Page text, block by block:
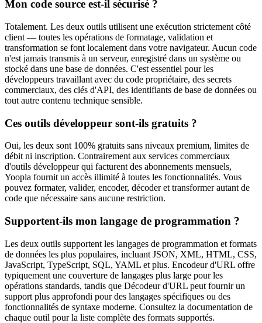
Mon code source est-il sécurisé ?
Totalement. Les deux outils utilisent une exécution strictement côté
client — toutes les opérations de formatage, validation et
transformation se font localement dans votre navigateur. Aucun code
n'est jamais transmis à un serveur, enregistré dans un système ou
stocké dans une base de données. C'est essentiel pour les
développeurs travaillant avec du code propriétaire, des secrets
commerciaux, des clés d'API, des identifiants de base de données ou
tout autre contenu technique sensible.
Ces outils développeur sont-ils gratuits ?
Oui, les deux sont 100% gratuits sans niveaux premium, limites de
débit ni inscription. Contrairement aux services commerciaux
d'outils développeur qui facturent des abonnements mensuels,
Yoopla fournit un accès illimité à toutes les fonctionnalités. Vous
pouvez formater, valider, encoder, décoder et transformer autant de
code que nécessaire sans aucune restriction.
Supportent-ils mon langage de programmation ?
Les deux outils supportent les langages de programmation et formats
de données les plus populaires, incluant JSON, XML, HTML, CSS,
JavaScript, TypeScript, SQL, YAML et plus. Encodeur d'URL offre
typiquement une couverture de langages plus large pour les
opérations standards, tandis que Décodeur d'URL peut fournir un
support plus approfondi pour des langages spécifiques ou des
fonctionnalités de syntaxe moderne. Consultez la documentation de
chaque outil pour la liste complète des formats supportés.